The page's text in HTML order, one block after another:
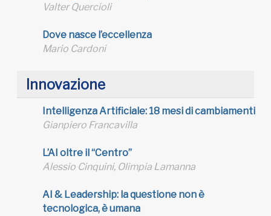
Valter Quercioli
Dove nasce l’eccellenza
Mario Cardoni
Innovazione
Intelligenza Artificiale: 18 mesi di cambiamenti
Gianpiero Francavilla
L’AI oltre il “Centro”
Alessio Cinquini, Olimpia Lamanna
AI & Leadership: la questione non è
tecnologica, è umana